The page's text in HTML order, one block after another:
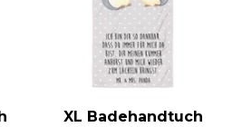
XL Badehandtuch